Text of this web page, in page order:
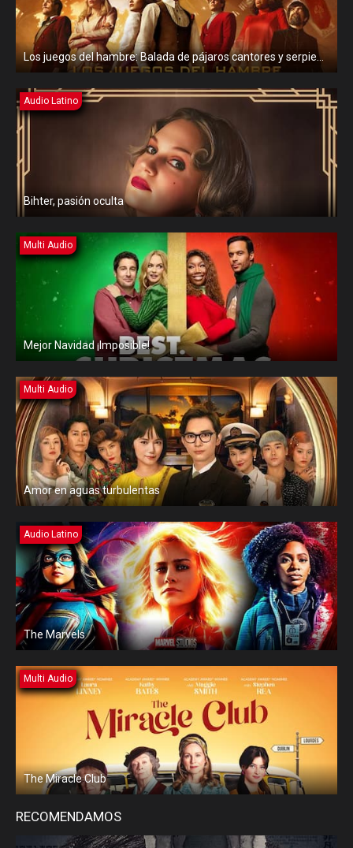
Los juegos del hambre: Balada de pájaros cantores y serpientes
Audio Latino
Bihter, pasión oculta
Multi Audio
Mejor Navidad ¡Imposible!
Multi Audio
Amor en aguas turbulentas
Audio Latino
The Marvels
Multi Audio
The Miracle Club
RECOMENDAMOS